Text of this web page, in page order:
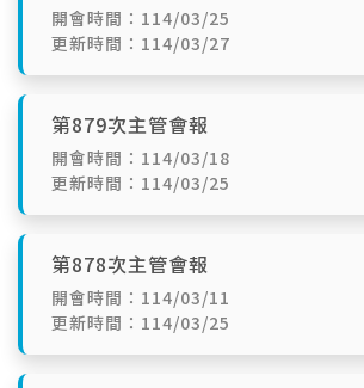
開會時間：114/03/25
更新時間：114/03/27
第879次主管會報
開會時間：114/03/18
更新時間：114/03/25
第878次主管會報
開會時間：114/03/11
更新時間：114/03/25